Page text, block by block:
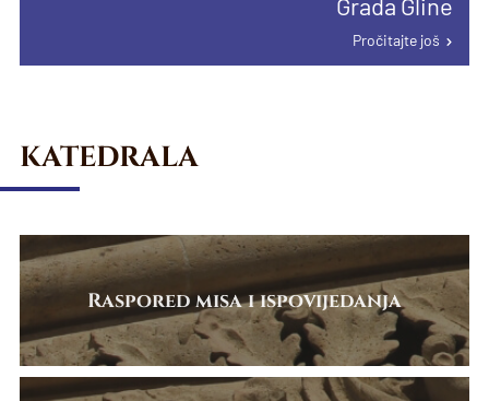
Grada Gline
Pročitajte još
proglašenju papinske manje bazilike u
Karlovcu
Pročitajte još
Pročitajte još
KATEDRALA
Raspored misa i ispovijedanja